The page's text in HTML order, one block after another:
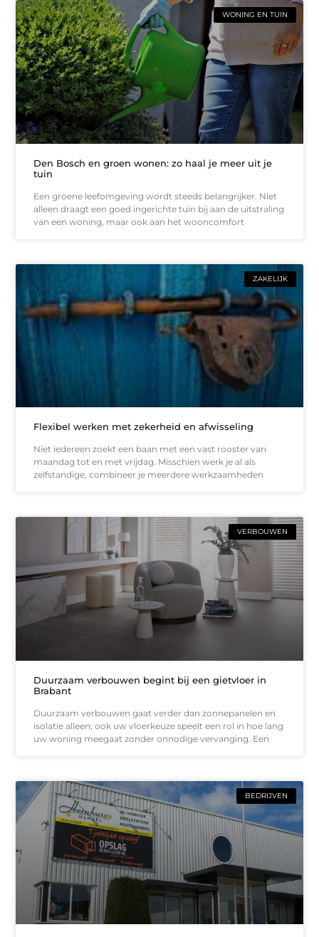
WONING EN TUIN
Den Bosch en groen wonen: zo haal je meer uit je
tuin
Een groene leefomgeving wordt steeds belangrijker. Niet
alleen draagt een goed ingerichte tuin bij aan de uitstraling
van een woning, maar ook aan het wooncomfort
ZAKELIJK
Flexibel werken met zekerheid en afwisseling
Niet iedereen zoekt een baan met een vast rooster van
maandag tot en met vrijdag. Misschien werk je al als
zelfstandige, combineer je meerdere werkzaamheden
VERBOUWEN
Duurzaam verbouwen begint bij een gietvloer in
Brabant
Duurzaam verbouwen gaat verder dan zonnepanelen en
isolatie alleen; ook uw vloerkeuze speelt een rol in hoe lang
uw woning meegaat zonder onnodige vervanging. Een
BEDRIJVEN